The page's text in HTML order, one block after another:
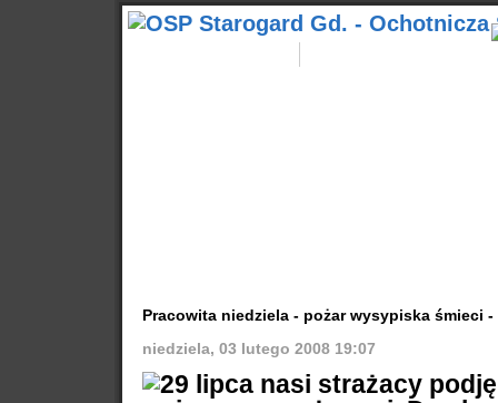
Pracowita niedziela - pożar wysypiska śmieci
niedziela, 03 lutego 2008 19:07
29 lipca nasi strażacy